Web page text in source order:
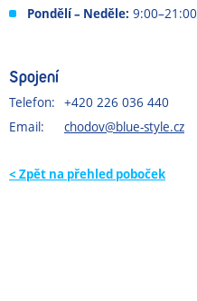
Pondělí – Neděle: 9:00–21:00
Spojení
Telefon: +420 226 036 440
Email:
chodov@blue-style.cz
< Zpět na přehled poboček